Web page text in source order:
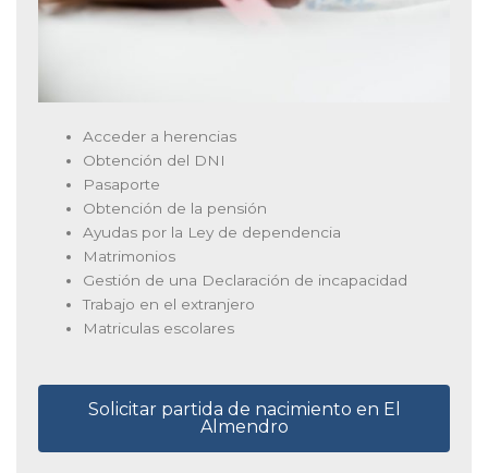
Acceder a herencias
Obtención del DNI
Pasaporte
Obtención de la pensión
Ayudas por la Ley de dependencia
Matrimonios
Gestión de una Declaración de incapacidad
Trabajo en el extranjero
Matriculas escolares
Solicitar partida de nacimiento en El
Almendro